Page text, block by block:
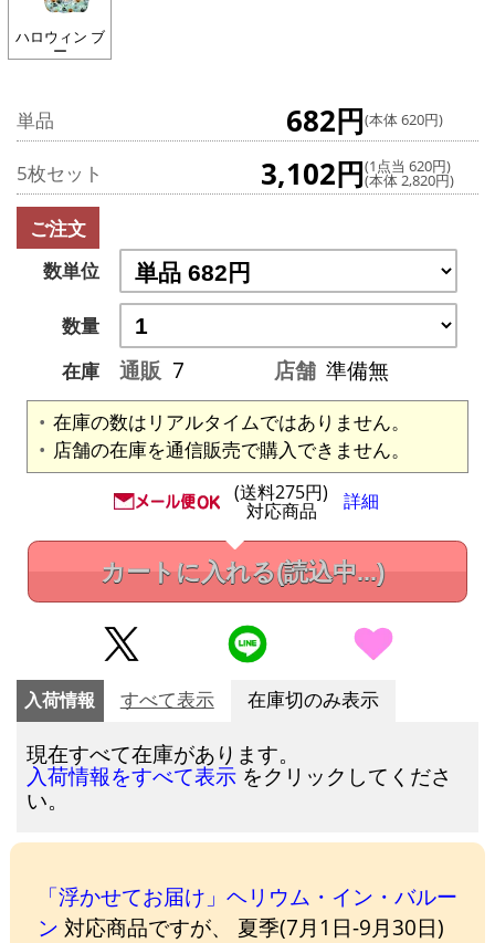
ハロウィン ブ
ー
単品 682円(本体 620円)
5枚セット 3,102円(1点当 620円)
(本体 2,820円)
ご注文
数単位
数量
在庫
通販 7 店舗 準備無
在庫の数はリアルタイムではありません。
店舗の在庫を通信販売で購入できません。
(送料275円)
対応商品 詳細
カートに入れる(読込中...)
入荷情報 すべて表示 在庫切のみ表示
現在すべて在庫があります。
入荷情報をすべて表示 をクリックしてくださ
い。
「浮かせてお届け」ヘリウム・イン・バルー
ン 対応商品ですが、 夏季(7月1日-9月30日)